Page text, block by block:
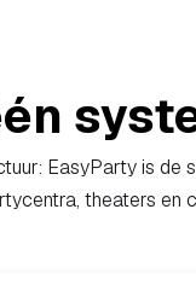
EasyParty is
theaters